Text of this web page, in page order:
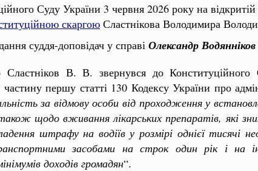
Суду України 3 червня 2026 року на
скаргою Сластнікова Володимира
суддя-доповідач у справі Олександр Водянніков
В. В. звернувся до Конституційного
частину першу статті 130 Кодексу України про
за відмову особи від проходження у
щодо вживання лікарських препаратів, які
штрафу на водіїв у розмірі однієї тисячі
засобами на строк один рік і на
доходів громадян“.